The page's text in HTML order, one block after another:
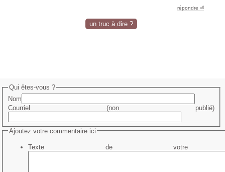
répondre ︎⏎
un truc à dire ?
Qui êtes-vous ?
Nom
Courriel (non publié)
Ajoutez votre commentaire ici
Texte de votre